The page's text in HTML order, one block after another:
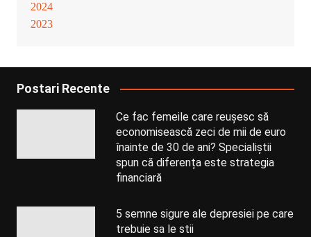
2024
2023
Postari Recente
Ce fac femeile care reușesc să
economisească zeci de mii de euro
înainte de 30 de ani? Specialiștii
spun că diferența este strategia
financiară
5 semne sigure ale depresiei pe care
trebuie sa le stii